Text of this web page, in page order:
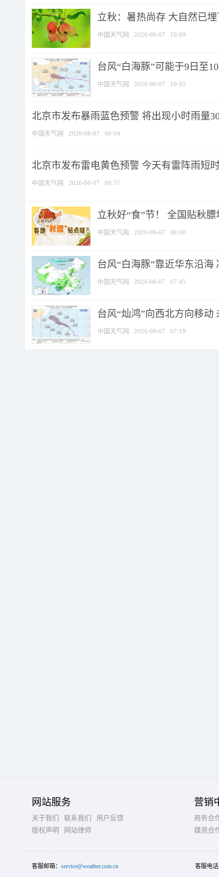
立秋：暑热尚存 大自然已
中国天气网 2026-08-07 10:09
台风“白海豚”可能于9日至
中国天气网 2026-08-07 10:05
北京市发布暴雨蓝色预警 将出现小时雨量
中国天气网 2026-08-07 09:04
北京市发布雷电黄色预警 今天有雷阵雨短
中国天气网 2026-08-07 08:57
立秋好“食”节！ 全国贴秋
中国天气网 2026-08-07 08:00
台风“白海豚”靠近华东沿
中国天气网 2026-08-07 07:45
台风“灿鸿”向西北方向移动
中国天气网 2026-08-07 07:19
网站服务
关于我们 联系我们
用户反馈
版权声明
网站律师
营销
商务合
媒资合
客服邮箱： service@weather.com.cn 客服电